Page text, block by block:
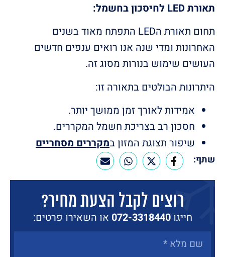
שתף:
תאורת LED לחיסכון בחשמל:
תחום תאורת הLED התפתח מאוד בשנים
האחרונות ומדי שנה אנו רואים ענפים חדשים
העושים שימוש בנורות מסוג זה.
היתרונות הבולטים בתאורה זו:
אמידות לאורך זמן ממושך יותר.
חסכון רב בצריכת חשמל המקררים.
שיפור תצוגת המזון במקררים מסחריים
רוצים לקבל הצעת מחיר?
חייגו072-3318440 או השאירו פרטים: